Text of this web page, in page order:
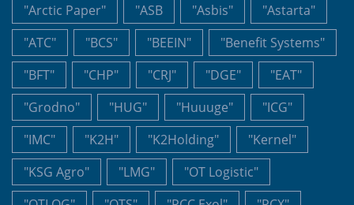
"Arctic Paper"
"ASB "Asbis"
"Astarta"
"ATC"
"BCS" "BEEIN"
"Benefit Systems"
"BFT"
"CHP" "CRJ" "DGE"
"EAT"
"Grodno"
"HUG" "Huuuge"
"ICG"
"IMC"
"K2H" "K2Holding"
"Kernel"
"KSG Agro"
"LMG"
"OT Logistic"